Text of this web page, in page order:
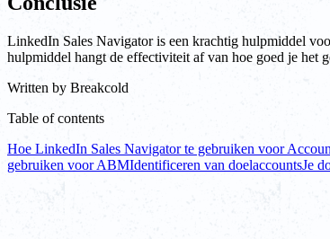
LinkedIn Sales Navigator is een krachtig hulpmiddel
hulpmiddel hangt de effectiviteit af van hoe goed je het
Written by Breakcold
Table of contents
Hoe LinkedIn Sales Navigator te gebruiken voor
gebruiken voor ABMIdentificeren van doelaccountsJe